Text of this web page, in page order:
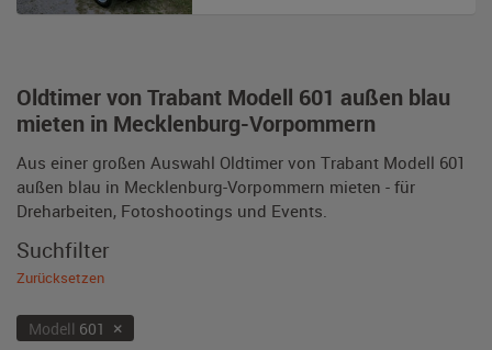
Oldtimer von Trabant Modell 601 außen blau
mieten in Mecklenburg-Vorpommern
Aus einer großen Auswahl Oldtimer von Trabant Modell 601
außen blau in Mecklenburg-Vorpommern mieten - für
Dreharbeiten, Fotoshootings und Events.
Suchfilter
Zurücksetzen
Modell 601 ×